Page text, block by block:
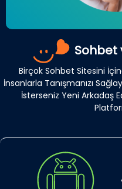
Sohbet
Birçok Sohbet Sitesini
İnsanlarla Tanışmanızı
İsterseniz Yeni Arkadaş